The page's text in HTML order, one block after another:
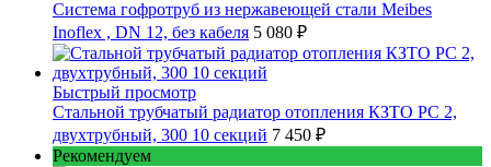
Cистема гофротруб из нержавеющей стали Meibes
Inoflex , DN 12, без кабеля 5 080 ₽
Быстрый просмотр
Стальной трубчатый радиатор отопления КЗТО РС 2,
двухтрубный, 300 10 секций 7 450 ₽
Рекомендуем